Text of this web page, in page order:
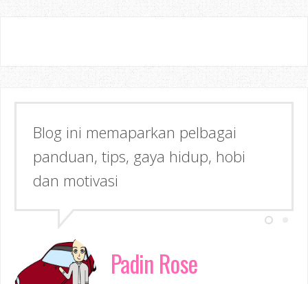
Semoga dapat memberi Manfaat &
Inspirasi kepada anda!
Padin Rose